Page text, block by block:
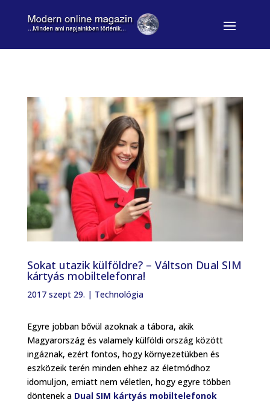
Sokat utazik külföldre? – Váltson Dual SIM
kártyás mobiltelefonra!
2017 szept 29. | Technológia
Egyre jobban bővül azoknak a tábora, akik
Magyarország és valamely külföldi ország között
ingáznak, ezért fontos, hogy környezetükben és
eszközeik terén minden ehhez az életmódhoz
idomuljon, emiatt nem véletlen, hogy egyre többen
döntenek a Dual SIM kártyás mobiltelefonok